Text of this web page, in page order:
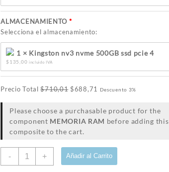
ALMACENAMIENTO
Selecciona el almacenamiento:
1 × Kingston nv3 nvme 500GB ssd pcie 4
$ 135,00 incluido IVA
Precio Total$710,01 $688,71 Descuento 3%
Please choose a purchasable product for the
component MEMORIA RAM before adding this
composite to the cart.
-
PC
+ Añadir al Carrito